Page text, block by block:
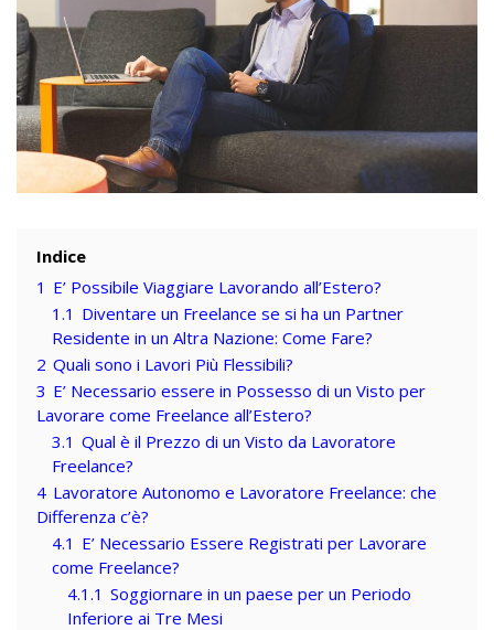
Indice
1 E’ Possibile Viaggiare Lavorando all’Estero?
1.1 Diventare un Freelance se si ha un Partner
Residente in un Altra Nazione: Come Fare?
2 Quali sono i Lavori Più Flessibili?
3 E’ Necessario essere in Possesso di un Visto per
Lavorare come Freelance all’Estero?
3.1 Qual è il Prezzo di un Visto da Lavoratore
Freelance?
4 Lavoratore Autonomo e Lavoratore Freelance: che
Differenza c’è?
4.1 E’ Necessario Essere Registrati per Lavorare
come Freelance?
4.1.1 Soggiornare in un paese per un Periodo
Inferiore ai Tre Mesi